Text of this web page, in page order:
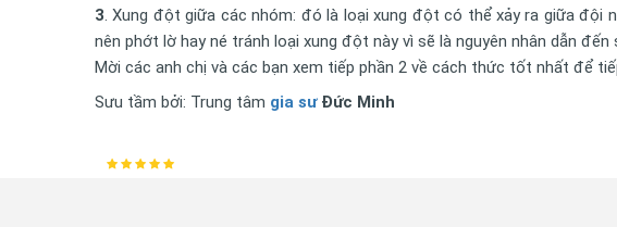
3. Xung đột giữa các nhóm: đó là loại xung đột có thể xảy ra giữa đội
nên phớt lờ hay né tránh loại xung đột này vì sẽ là nguyên nhân dẫn
Mời các anh chị và các bạn xem tiếp phần 2 về cách thức tốt nhất để
Sưu tầm bởi: Trung tâm gia sư Đức Minh